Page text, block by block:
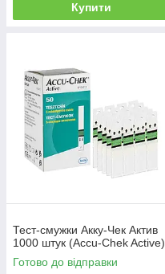
Купити
Тест-смужки Акку-Чек Актив
1000 штук (Accu-Chek Active)
Готово до відправки